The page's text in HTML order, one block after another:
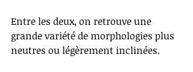
Entre les deux, on retrouve une
grande variété de morphologies plus
neutres ou légèrement inclinées.